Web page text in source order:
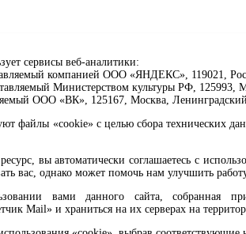
сервисы веб-аналитики:
компанией ООО «ЯНДЕКС», 119021,
Министерством культуры РФ, 125993,
ООО «ВК», 125167, Москва,
файлы «cookie» с целью сбора технических
вы автоматически соглашаетесь с
вас, однако может помочь нам улучшить
вами данного сайта, собранная
Mail» и храниться на их серверах на